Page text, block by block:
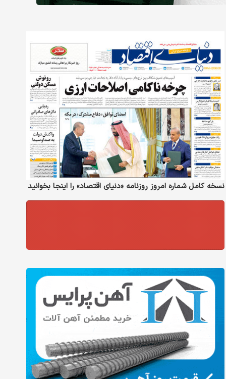
نسخه کامل شماره امروز روزنامه «دنیای‌ اقتصاد» را اینجا بخوانید